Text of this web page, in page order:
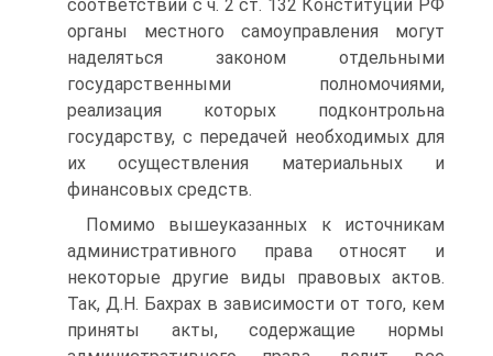
соответствии с ч. 2 ст. 132 Конституции РФ
органы местного самоуправления могут
наделяться законом отдельными
государственными полномочиями,
реализация которых подконтрольна
государству, с передачей необходимых для
их осуществления материальных и
финансовых средств.
Помимо вышеуказанных к источникам
административного права относят и
некоторые другие виды правовых актов.
Так, Д.Н. Бахрах в зависимости от того, кем
приняты акты, содержащие нормы